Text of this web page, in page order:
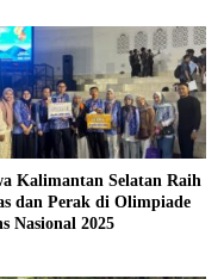
Kalimantan Selatan Raih
dan Perak di Olimpiade
Nasional 2025